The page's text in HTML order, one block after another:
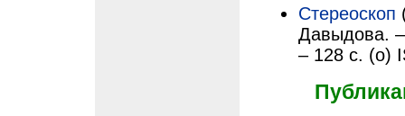
Стереоскоп
Давыдова.
– 128 с. (о)